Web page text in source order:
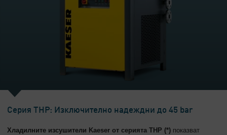
Серия THP: Изключително надеждни до 45 bar
Хладилните изсушители Kaeser от серията THP (*) показват